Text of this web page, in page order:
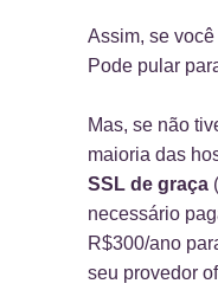
Assim, se
Pode pular
Mas, se não
maioria das
SSL de graça
necessário
R$300/ano
seu provedor